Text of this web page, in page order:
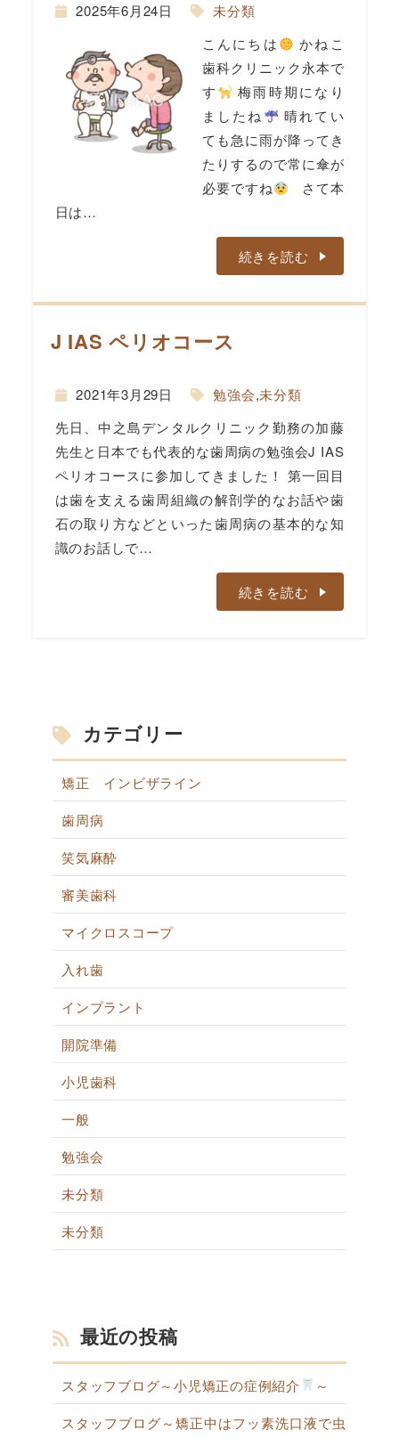
2025年6月24日
未分類
こんにちは
かねこ
歯科クリニック永本で
す
梅雨時期になり
ましたね
晴れてい
ても急に雨が降ってき
たりするので常に傘が
必要ですね
さて本
日は…
続きを読む
J IAS ペリオコース
2021年3月29日 勉強会,未分類
先日、中之島デンタルクリニック勤務の加藤
先生と日本でも代表的な歯周病の勉強会J IAS
ペリオコースに参加してきました！ 第一回目
は歯を支える歯周組織の解剖学的なお話や歯
石の取り方などといった歯周病の基本的な知
識のお話しで…
続きを読む
カテゴリー
矯正 インビザライン
歯周病
笑気麻酔
審美歯科
マイクロスコープ
入れ歯
インプラント
開院準備
小児歯科
一般
勉強会
未分類
未分類
最近の投稿
スタッフブログ～小児矯正の症例紹介
～
スタッフブログ～矯正中はフッ素洗口液で虫